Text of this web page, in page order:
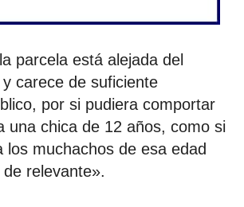
parcela está alejada del
carece de suficiente
por si pudiera comportar
una chica de 12 años, como si
los muchachos de esa edad
relevante».